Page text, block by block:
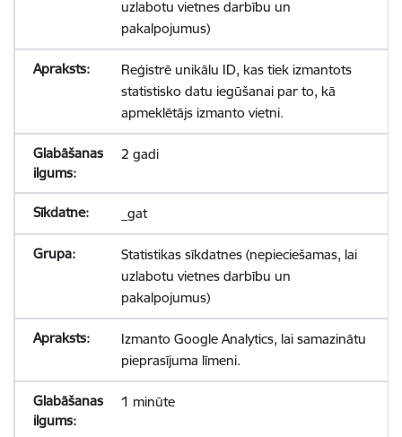
uzlabotu vietnes darbību un
pakalpojumus)
Reģistrē unikālu ID, kas tiek izmantots
statistisko datu iegūšanai par to, kā
apmeklētājs izmanto vietni.
2 gadi
_gat
Statistikas sīkdatnes (nepieciešamas, lai
uzlabotu vietnes darbību un
pakalpojumus)
Izmanto Google Analytics, lai samazinātu
pieprasījuma līmeni.
1 minūte